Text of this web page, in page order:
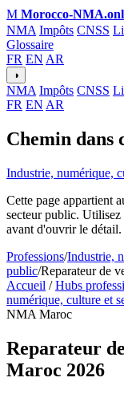
M Morocco-
NMA Impôts CNSS
Glossaire
FR EN AR
◑
NMA Impôts CNSS
FR EN AR
Chemin dans
Industrie, numérique,
Cette page appartient
secteur public. Utilisez
avant d'ouvrir le détail.
Professions/Industrie,
public/Reparateur de
Accueil / Hubs
numérique, culture et
NMA Maroc
Reparateur
Maroc 2026